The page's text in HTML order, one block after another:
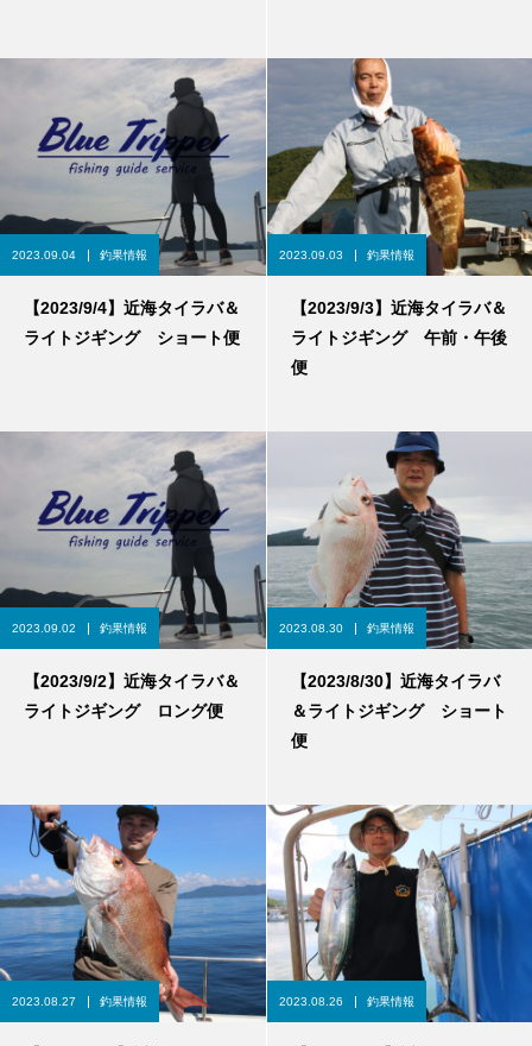
2023.09.04 釣果情報
【2023/9/4】近海タイラバ＆
ライトジギング ショート便
2023.09.03 釣果情報
【2023/9/3】近海タイラバ＆
ライトジギング 午前・午後
便
2023.09.02 釣果情報
【2023/9/2】近海タイラバ＆
ライトジギング ロング便
2023.08.30 釣果情報
【2023/8/30】近海タイラバ
＆ライトジギング ショート
便
2023.08.27 釣果情報 2023.08.26 釣果情報